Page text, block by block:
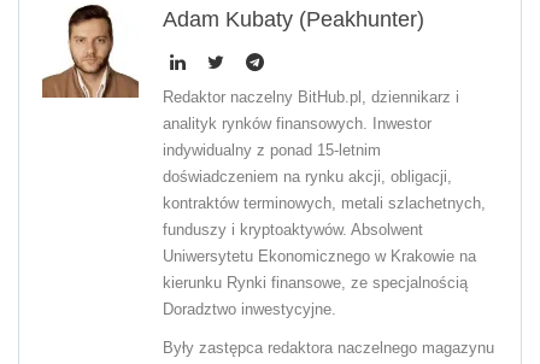
Adam Kubaty (peakhunter)
Redaktor naczelny BitHub.pl, dziennikarz i
analityk rynków finansowych. Inwestor
indywidualny z ponad 15-letnim
doświadczeniem na rynku akcji, obligacji,
kontraktów terminowych, metali szlachetnych,
funduszy i kryptoaktywów. Absolwent
Uniwersytetu Ekonomicznego w Krakowie na
kierunku Rynki finansowe, ze specjalnością
Doradztwo inwestycyjne.
Były zastępca redaktora naczelnego magazynu